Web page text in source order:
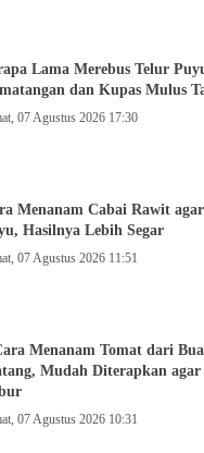
Lama Merebus Telur
dan Kupas Mulus
07 Agustus 2026 17:30
Menanam Cabai Rawit
Hasilnya Lebih Segar
07 Agustus 2026 11:51
Menanam Tomat dari
Mudah Diterapkan agar
07 Agustus 2026 10:31